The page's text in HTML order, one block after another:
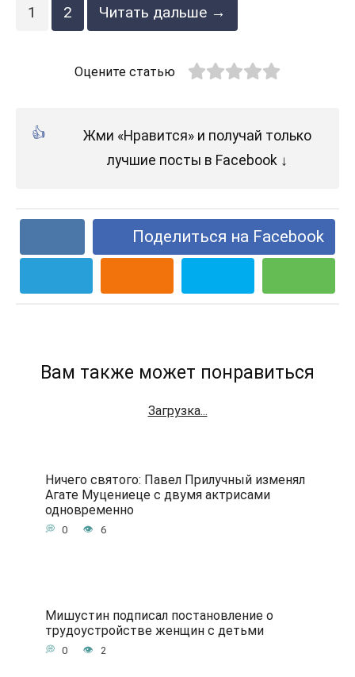
1 2 Читать дальше →
Оцените статью
Жми «Нравится» и получай только
лучшие посты в Facebook ↓
Поделиться на Facebook
Вам также может понравиться
Загрузка...
Ничего святого: Павел Прилучный изменял
Агате Муцениеце с двумя актрисами
одновременно
0 6
Мишустин подписал постановление о
трудоустройстве женщин с детьми
0 2